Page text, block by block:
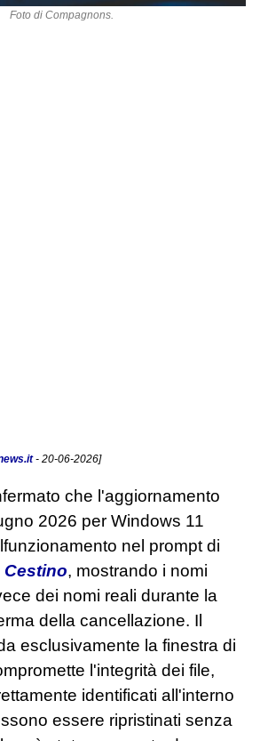
Foto di Compagnons.
- 20-06-2026]
che l'aggiornamento
2026 per Windows 11
nel prompt di
Cestino, mostrando i nomi
dei nomi reali durante la
della cancellazione. Il
esclusivamente la finestra di
l'integrità dei file,
identificati all'interno
essere ripristinati senza